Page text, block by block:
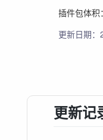
插件包体
更新日期
更新记